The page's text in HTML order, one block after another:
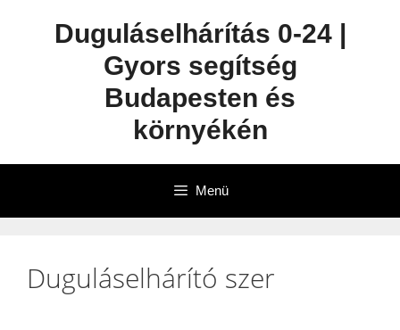
Duguláselhárítás 0-24 |
Gyors segítség
Budapesten és
környékén
Menü
Duguláselhárító szer